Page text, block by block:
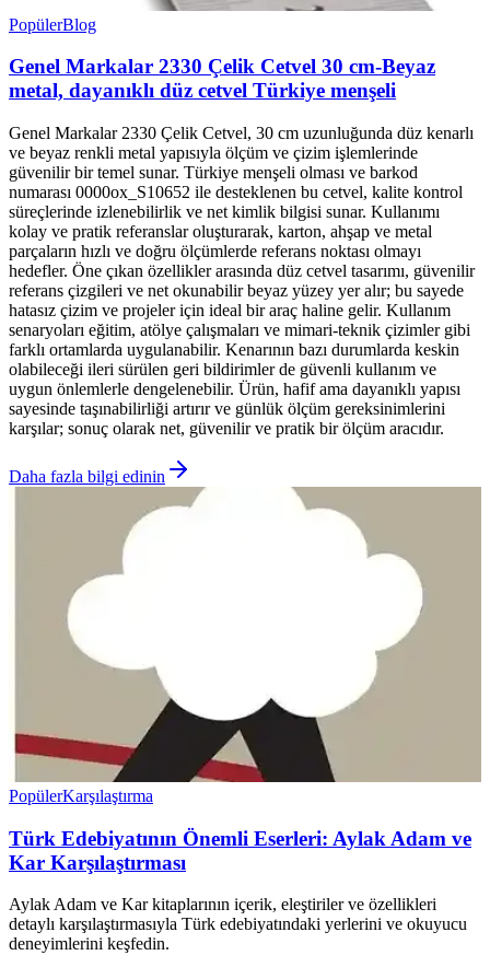
PopülerBlog
Genel Markalar 2330 Çelik Cetvel 30 cm-Beyaz
metal, dayanıklı düz cetvel Türkiye menşeli
Genel Markalar 2330 Çelik Cetvel, 30 cm uzunluğunda düz kenarlı
ve beyaz renkli metal yapısıyla ölçüm ve çizim işlemlerinde
güvenilir bir temel sunar. Türkiye menşeli olması ve barkod
numarası 0000ox_S10652 ile desteklenen bu cetvel, kalite kontrol
süreçlerinde izlenebilirlik ve net kimlik bilgisi sunar. Kullanımı
kolay ve pratik referanslar oluşturarak, karton, ahşap ve metal
parçaların hızlı ve doğru ölçümlerde referans noktası olmayı
hedefler. Öne çıkan özellikler arasında düz cetvel tasarımı, güvenilir
referans çizgileri ve net okunabilir beyaz yüzey yer alır; bu sayede
hatasız çizim ve projeler için ideal bir araç haline gelir. Kullanım
senaryoları eğitim, atölye çalışmaları ve mimari-teknik çizimler gibi
farklı ortamlarda uygulanabilir. Kenarının bazı durumlarda keskin
olabileceği ileri sürülen geri bildirimler de güvenli kullanım ve
uygun önlemlerle dengelenebilir. Ürün, hafif ama dayanıklı yapısı
sayesinde taşınabilirliği artırır ve günlük ölçüm gereksinimlerini
karşılar; sonuç olarak net, güvenilir ve pratik bir ölçüm aracıdır.
Daha fazla bilgi edinin
PopülerKarşılaştırma
Türk Edebiyatının Önemli Eserleri: Aylak Adam ve
Kar Karşılaştırması
Aylak Adam ve Kar kitaplarının içerik, eleştiriler ve özellikleri
detaylı karşılaştırmasıyla Türk edebiyatındaki yerlerini ve okuyucu
deneyimlerini keşfedin.